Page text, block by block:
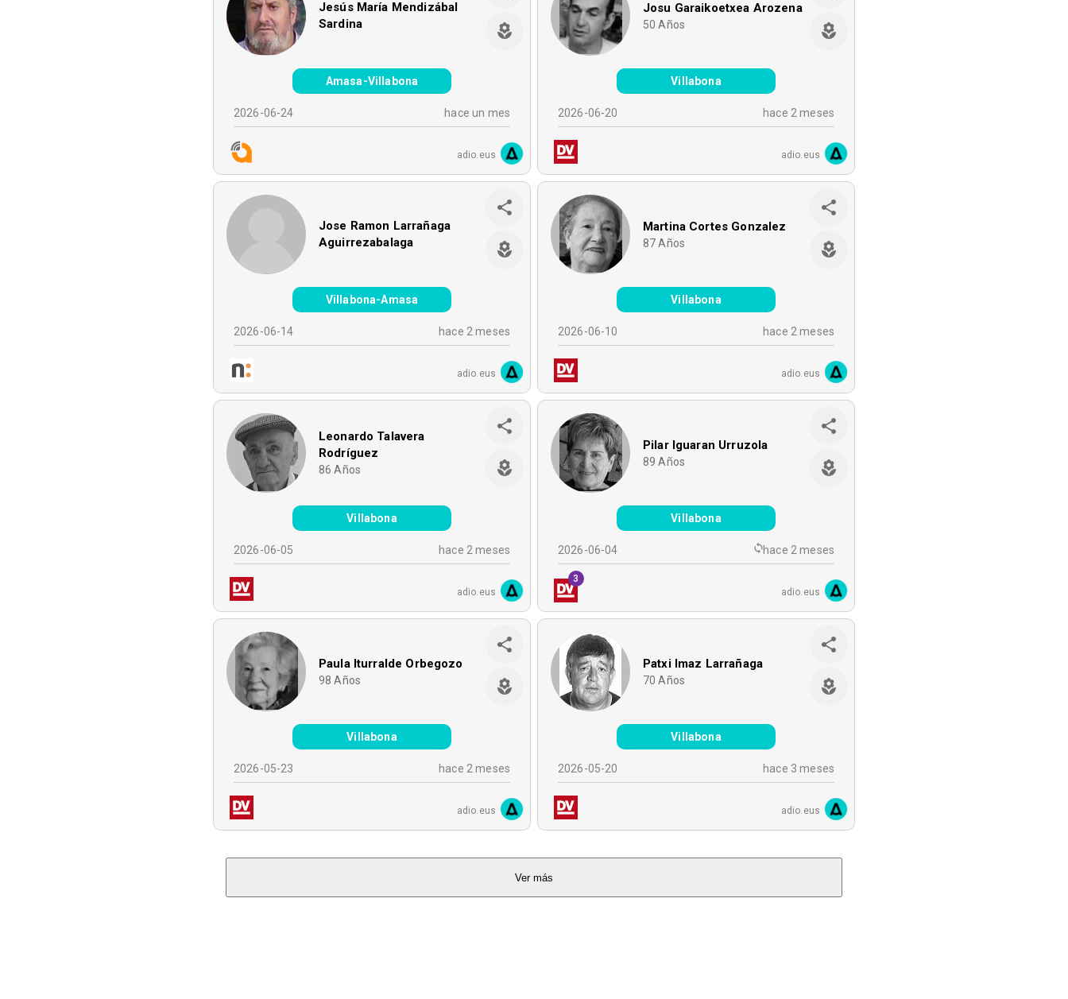
Jesús María Mendizábal
Sardina
Amasa-Villabona
2026-06-24 hace un mes
adio.eus
Josu Garaikoetxea Arozena
50 Años
Villabona
2026-06-20 hace 2 meses
adio.eus
Jose Ramon Larrañaga
Aguirrezabalaga
Villabona-Amasa
2026-06-14 hace 2 meses
adio.eus
Martina Cortes Gonzalez
87 Años
Villabona
2026-06-10 hace 2 meses
adio.eus
Leonardo Talavera
Rodríguez
86 Años
Villabona
2026-06-05 hace 2 meses
adio.eus
Pilar Iguaran Urruzola
89 Años
Villabona
2026-06-04 hace 2 meses
3
adio.eus
Paula Iturralde Orbegozo
98 Años
Villabona
2026-05-23 hace 2 meses
adio.eus
Patxi Imaz Larrañaga
70 Años
Villabona
2026-05-20 hace 3 meses
adio.eus
Ver más